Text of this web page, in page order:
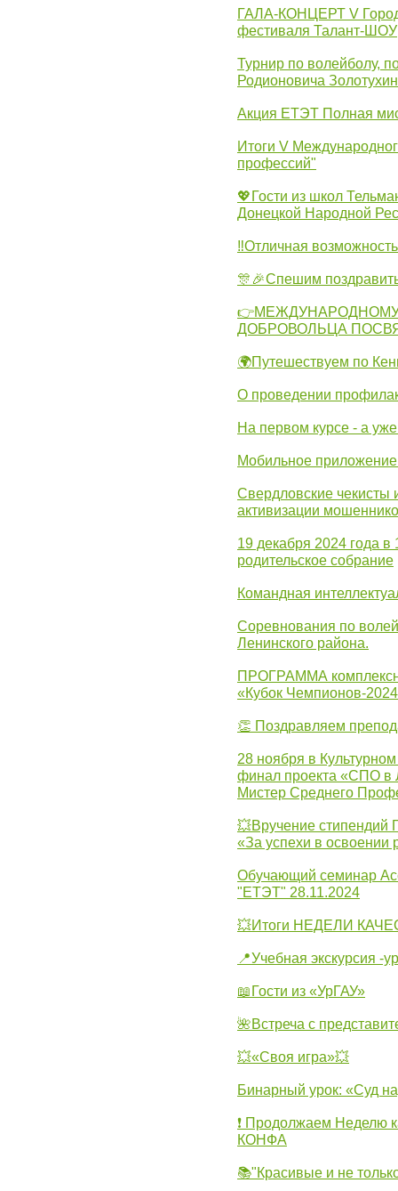
ГАЛА-КОНЦЕРТ V
фестиваля Талант-ШОУ
Турнир по волейболу,
Родионовича
Акция ЕТЭТ Полная
Итоги V
профессий"
💖Гости из школ
Донецкой Народной
‼Отличная
🎊🎉Спешим
ДОБРОВОЛЬЦА
🌍Путешествуем по
О проведении
На первом курсе - а
Мобильное
Свердловские
активизации
19 декабря 2024 года
родительское собрание
Командная
Соревнования по
Ленинского района.
ПРОГРАММА
«Кубок Чемпионов-
👏 Поздравляем
28 ноября в
финал проекта «СПО в
Мистер Среднего
💥Вручение стипендий
«За успехи в освоении
Обучающий семинар
"ЕТЭТ" 28.11.2024
💥Итоги НЕДЕЛИ
📍Учебная экскурсия -
📖Гости из «УрГАУ»
🌺Встреча с
💥«Своя игра»💥
Бинарный урок: «Суд
❗ Продолжаем Неделю
КОНФА
📚"Красивые и не